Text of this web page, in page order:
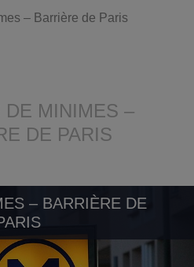
– Barrière de Paris
DE MINIMES –
DE PARIS
– BARRIÈRE DE